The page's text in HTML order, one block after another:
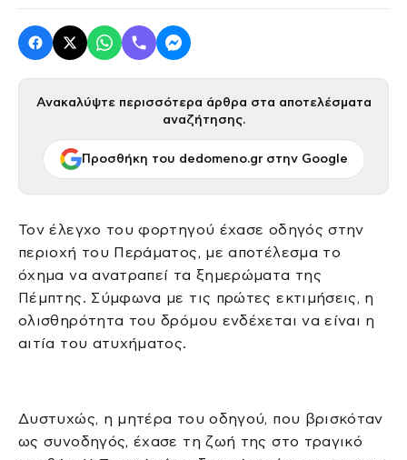
Ανακαλύψτε περισσότερα άρθρα στα αποτελέσματα
αναζήτησης.
Προσθήκη του dedomeno.gr στην Google
Τον έλεγχο του φορτηγού έχασε οδηγός στην
περιοχή του Περάματος, με αποτέλεσμα το
όχημα να ανατραπεί τα ξημερώματα της
Πέμπτης. Σύμφωνα με τις πρώτες εκτιμήσεις, η
ολισθηρότητα του δρόμου ενδέχεται να είναι η
αιτία του ατυχήματος.
Δυστυχώς, η μητέρα του οδηγού, που βρισκόταν
ως συνοδηγός, έχασε τη ζωή της στο τραγικό